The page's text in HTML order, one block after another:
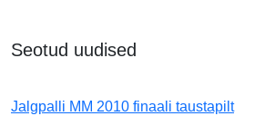
Seotud uudised
Jalgpalli MM 2010 finaali taustapilt